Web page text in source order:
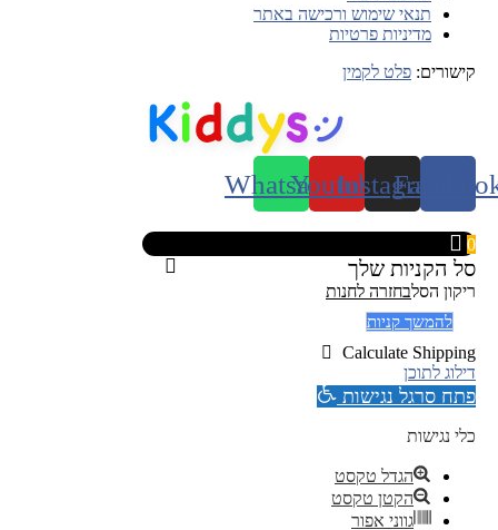
תנאי שימוש ורכישה באתר
מדיניות פרטיות
קישורים: פלט לקמין
Instagram
Youtube
Whatsapp
0
סל הקניות שלך
ריקון הסלבחזרה לחנות
להמשך קניות
Calculate Shipping
דילוג לתוכן
פתח סרגל נגישות
כלי נגישות
הגדל טקסט
הקטן טקסט
גווני אפור